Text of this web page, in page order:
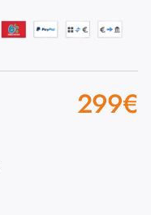
299€